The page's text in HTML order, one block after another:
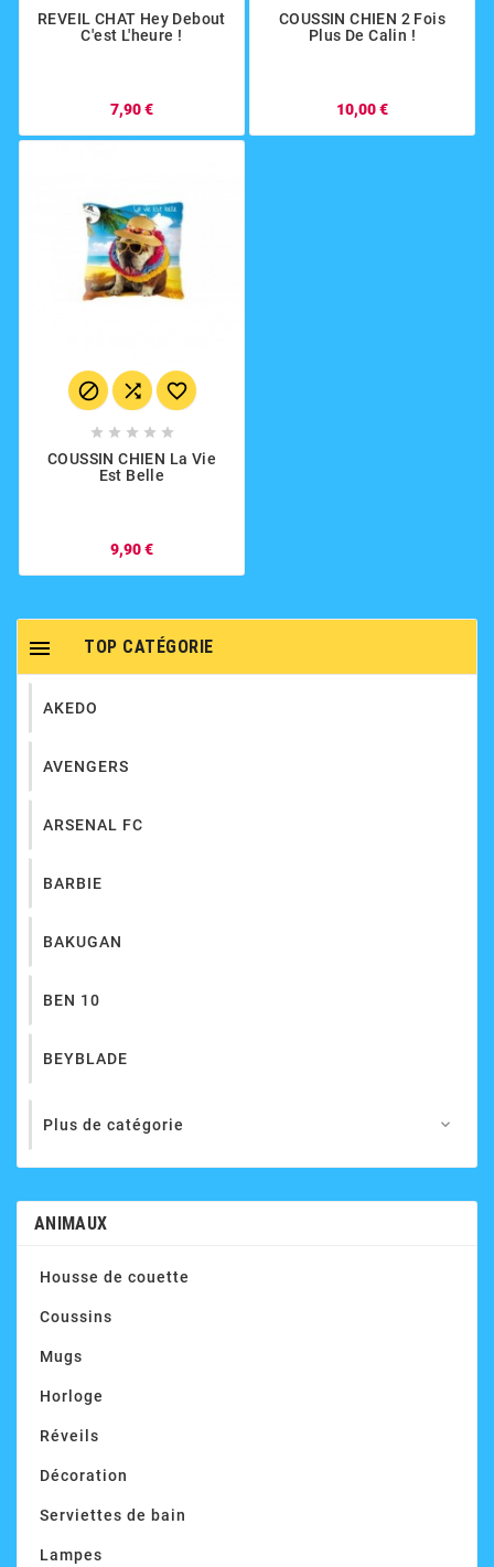
REVEIL CHAT Hey Debout
C'est L'heure !
7,90 €
COUSSIN CHIEN 2 Fois
Plus De Calin !
10,00 €
  
    
COUSSIN CHIEN La Vie
Est Belle
9,90 €
TOP CATÉGORIE

AKEDO
AVENGERS
ARSENAL FC
BARBIE
BAKUGAN
BEN 10
BEYBLADE
Plus de catégorie 
ANIMAUX
Housse de couette
Coussins
Mugs
Horloge
Réveils
Décoration
Serviettes de bain
Lampes